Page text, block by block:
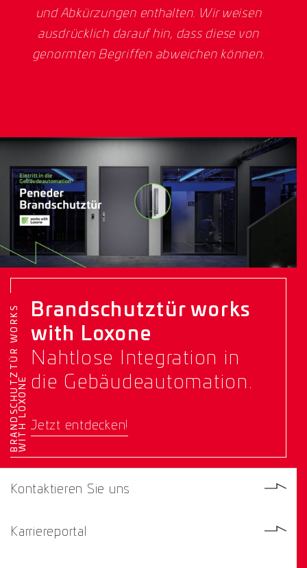
und Abkürzungen enthalten. Wir weisen
ausdrücklich darauf hin, dass diese von
genormten Begriffen abweichen können.
B
R
A
N
D
S
C
H
U
T
Z
T
Ü
R
W
O
R
K
S
W
I
T
H
L
O
X
O
NE
Brandschutztür works
with Loxone
Nahtlose Integration in
die Gebäudeautomation.
Jetzt entdecken!
Kontaktieren Sie uns
Karriereportal